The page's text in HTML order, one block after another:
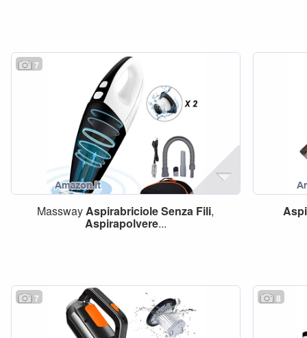
7
MasswayAspirabricioleSenza Fili,
Aspirapolvere...
7 8